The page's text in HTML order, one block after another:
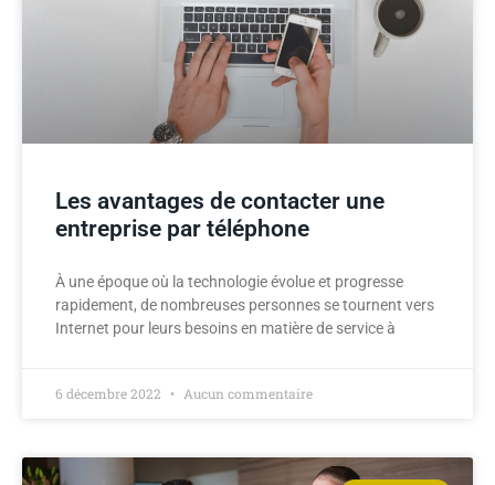
Les avantages de contacter une
entreprise par téléphone
À une époque où la technologie évolue et progresse
rapidement, de nombreuses personnes se tournent vers
Internet pour leurs besoins en matière de service à
6 décembre 2022 Aucun commentaire